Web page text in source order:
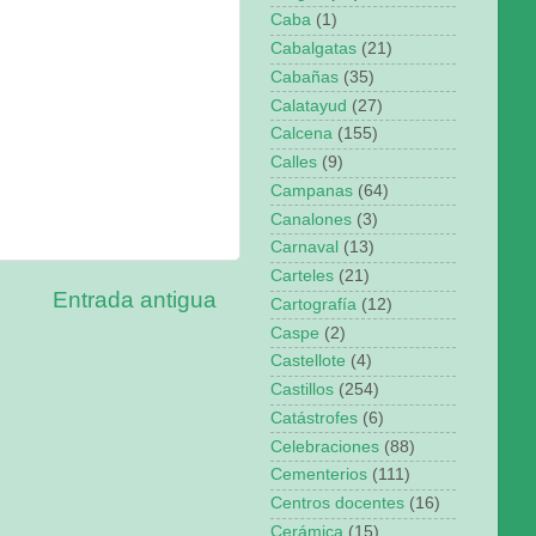
Entrada antigua
Caba (1)
Cabalgatas (21)
Cabañas (35)
Calatayud (27)
Calcena (155)
Calles (9)
Campanas (64)
Canalones (3)
Carnaval (13)
Carteles (21)
Cartografía (12)
Caspe (2)
Castellote (4)
Castillos (254)
Catástrofes (6)
Celebraciones (88)
Cementerios (111)
Centros docentes (16)
Cerámica (15)